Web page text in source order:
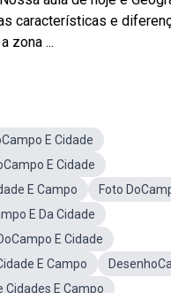
características e
zona ...
E Cidade
E Cidade
E Campo
Foto
E Da Cidade
E Cidade
E Campo
Cidades E Campo